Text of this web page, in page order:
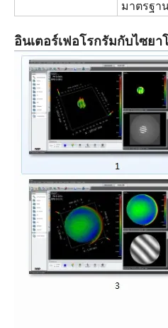
มาตรฐา
อินเตอร์เฟอโรกรัมกับไซยา